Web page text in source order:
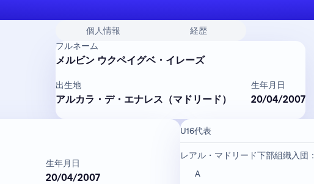
個人情報
経歴
フルネーム
メルビン ウクペイグベ・イレーズ
出生地
アルカラ・デ・エナレス（マドリード）
生年月日
20/04/2007
生年月日
20/04/2007
U16代表
レアル・マドリード下部組織入団：
A